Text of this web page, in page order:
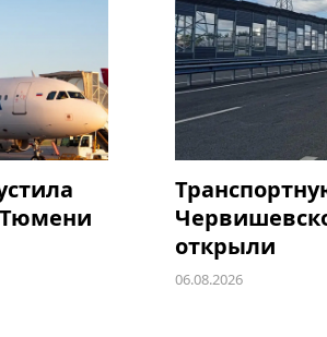
открыли
06.08.2026